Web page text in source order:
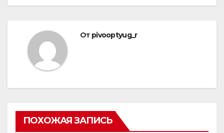
От pivooptyug_r
ПОХОЖАЯ ЗАПИСЬ